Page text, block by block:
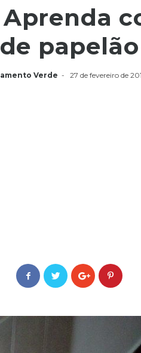
Aprenda
de papelão
Verde - 27 de fevereiro de